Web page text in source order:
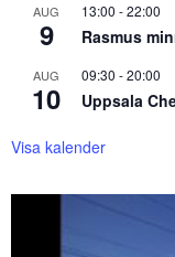
AUG
9
13:00 -22:00
Rasmus
AUG
10
09:30 -20:00
Uppsala
Visa kalender